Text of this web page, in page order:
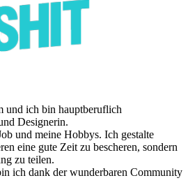
und ich bin hauptberuflich
Designerin.
und meine Hobbys. Ich gestalte
eine gute Zeit zu bescheren, sondern
zu teilen.
ich dank der wunderbaren Community